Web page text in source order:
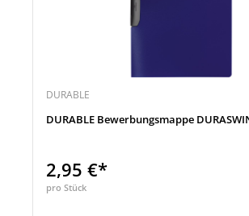
DURABLE
DURABLE Bewerbungsmappe
2,95 €*
pro Stück